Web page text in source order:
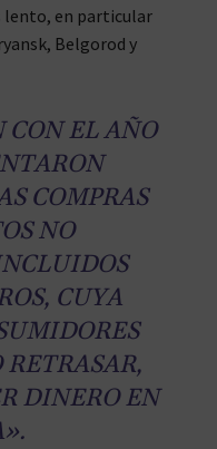
lento, en particular
Belgorod y
CON EL AÑO
COMPRAS
NO
CUYA
DINERO EN